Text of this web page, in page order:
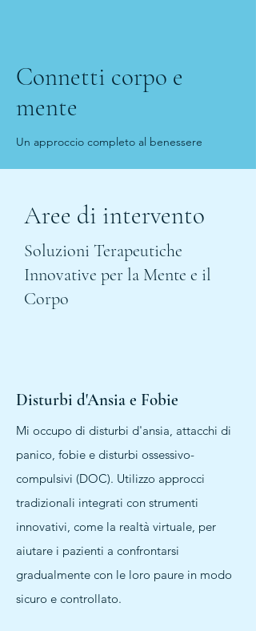
Connetti corpo e
mente
Un approccio completo al benessere
Aree di intervento
Soluzioni Terapeutiche
Innovative per la Mente e il
Corpo
Disturbi d'Ansia e Fobie
Mi occupo di disturbi d'ansia, attacchi di
panico, fobie e disturbi ossessivo-
compulsivi (DOC). Utilizzo approcci
tradizionali integrati con strumenti
innovativi, come la realtà virtuale, per
aiutare i pazienti a confrontarsi
gradualmente con le loro paure in modo
sicuro e controllato.